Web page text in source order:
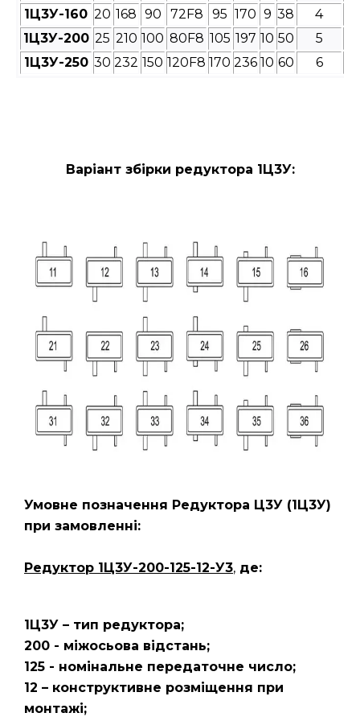
1Ц3У-160 20 168 90 72F8 95 170 9 38 4
1Ц3У-200 25 210 100 80F8 105 197 10 50 5
1Ц3У-250 30 232 150 120F8 170 236 10 60 6
Варіант збірки редуктора 1Ц3У:
Умовне позначення Редуктора Ц3У (1Ц3У)
при замовленні:
Редуктор 1Ц3У-200-125-12-У3, де:
1Ц3У – тип редуктора;
200 - міжосьова відстань;
125 - номінальне передаточне число;
12 – конструктивне розміщення при
монтажі;